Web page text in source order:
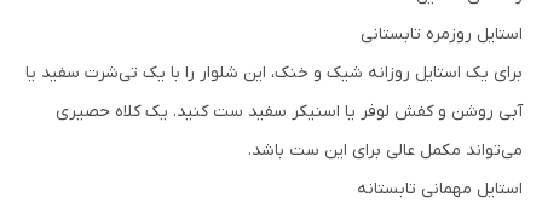
استایل روزمره تابستانی
برای یک استایل روزانه شیک و خنک، این شلوار را با یک تی‌شرت سفید یا
آبی روشن و کفش لوفر یا اسنیکر سفید ست کنید. یک کلاه حصیری
می‌تواند مکمل عالی برای این ست باشد.
استایل مهمانی تابستانه